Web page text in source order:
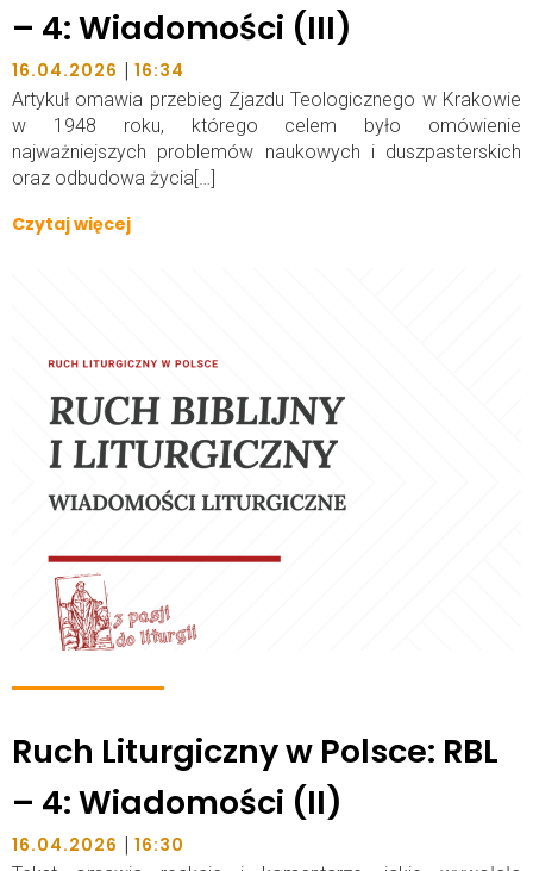
– 4: Wiadomości (III)
16.04.2026 | 16:34
Artykuł omawia przebieg Zjazdu Teologicznego w Krakowie
w 1948 roku, którego celem było omówienie
najważniejszych problemów naukowych i duszpasterskich
oraz odbudowa życia[…]
Czytaj więcej
Ruch Liturgiczny w Polsce: RBL
– 4: Wiadomości (II)
16.04.2026 | 16:30